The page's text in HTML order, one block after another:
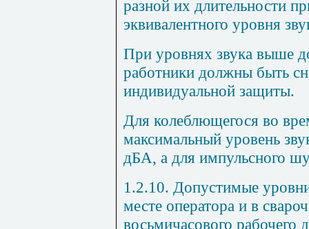
разной их длительности
эквивалентного уровня
При уровнях звука выше
работники должны быть
индивидуальной защиты.
Для колеблющегося во
максимальный уровень
дБА, а для импульсного
1.2.10. Допустимые
месте оператора и в
восьмичасового рабочего